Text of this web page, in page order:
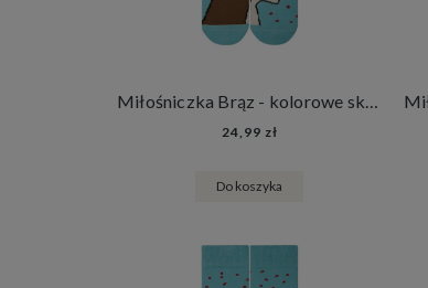
Miłośniczka Brąz - kolorowe skarpetki na Walentynki
24,99 zł
Do koszyka